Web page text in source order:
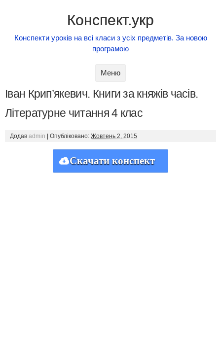
Конспект.укр
Конспекти уроків на всі класи з усіх предметів. За новою
програмою
Меню
Іван Крип’якевич. Книги за княжів часів.
Літературне читання 4 клас
Додав admin Опубліковано: Жовтень 2, 2015
Скачати конспект